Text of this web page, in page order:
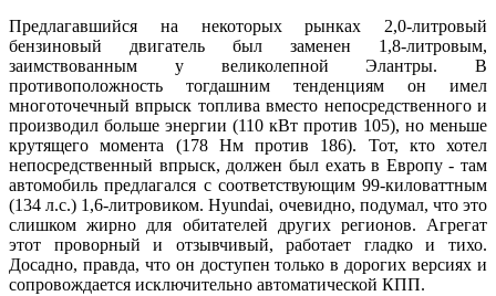
Предлагавшийся на некоторых рынках 2,0-литровый
бензиновый двигатель был заменен 1,8-литровым,
заимствованным у великолепной Элантры. В
противоположность тогдашним тенденциям он имел
многоточечный впрыск топлива вместо непосредственного и
производил больше энергии (110 кВт против 105), но меньше
крутящего момента (178 Нм против 186). Тот, кто хотел
непосредственный впрыск, должен был ехать в Европу - там
автомобиль предлагался с соответствующим 99-киловаттным
(134 л.с.) 1,6-литровиком. Hyundai, очевидно, подумал, что это
слишком жирно для обитателей других регионов. Агрегат
этот проворный и отзывчивый, работает гладко и тихо.
Досадно, правда, что он доступен только в дорогих версиях и
сопровождается исключительно автоматической КПП.